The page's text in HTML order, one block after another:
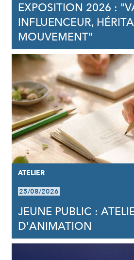
EXPOSITION 2026 :
INFLUENCEUR,
MOUVEMENT"
ATELIER
25/08/2026
JEUNE PUBLIC :
D'ANIMATION